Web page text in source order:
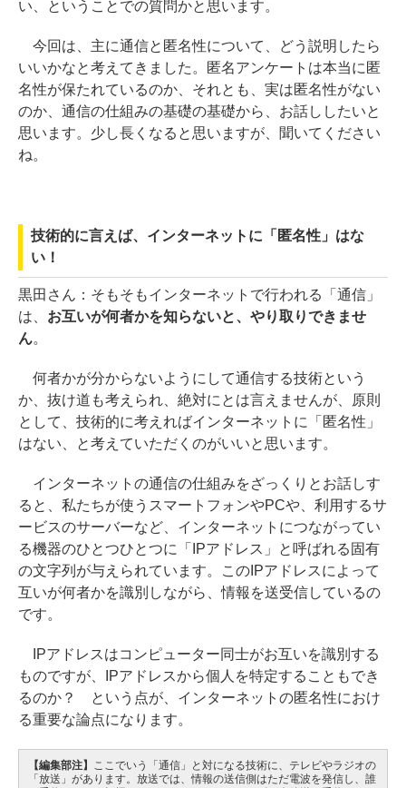
い、ということでの質問かと思います。
今回は、主に通信と匿名性について、どう説明したら
いいかなと考えてきました。匿名アンケートは本当に匿
名性が保たれているのか、それとも、実は匿名性がない
のか、通信の仕組みの基礎の基礎から、お話ししたいと
思います。少し長くなると思いますが、聞いてください
ね。
技術的に言えば、インターネットに「匿名性」はな
い！
黒田さん： そもそもインターネットで行われる「通信」
は、 お互いが何者かを知らないと、やり取りできませ
ん。
何者かが分からないようにして通信する技術という
か、抜け道も考えられ、絶対にとは言えませんが、原則
として、技術的に考えればインターネットに「匿名性」
はない、と考えていただくのがいいと思います。
インターネットの通信の仕組みをざっくりとお話しす
ると、私たちが使うスマートフォンやPCや、利用するサ
ービスのサーバーなど、インターネットにつながってい
る機器のひとつひとつに「IPアドレス」と呼ばれる固有
の文字列が与えられています。このIPアドレスによって
互いが何者かを識別しながら、情報を送受信しているの
です。
IPアドレスはコンピューター同士がお互いを識別する
ものですが、IPアドレスから個人を特定することもでき
るのか？ という点が、インターネットの匿名性におけ
る重要な論点になります。
【編集部注】 ここでいう「通信」と対になる技術に、テレビやラジオの
「放送」があります。放送では、情報の送信側はただ電波を発信し、誰